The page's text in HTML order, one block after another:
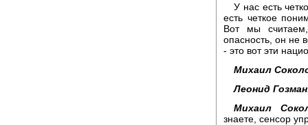
У нас есть
есть четкое
Вот мы
опасность, он не
- это вот эти
Михаил
Леонид
Михаил
знаете, сенсор